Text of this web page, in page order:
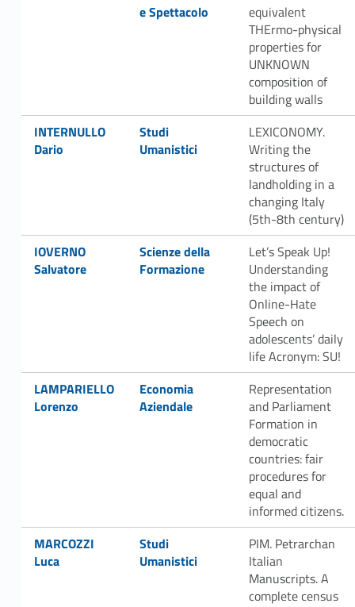
e Spettacolo
equivalent
THErmo-physical
properties for
UNKNOWN
composition of
building walls
Link identifier #identifier__64690-55
INTERNULLO
Dario
Link identifier #identifier__100891-56
Studi
Umanistici
LEXICONOMY.
Writing the
structures of
landholding in a
changing Italy
(5th-8th century)
Link identifier #identifier__173581-57
IOVERNO
Salvatore
Link identifier #identifier__136284-58
Scienze della
Formazione
Let’s Speak Up!
Understanding
the impact of
Online-Hate
Speech on
adolescents’ daily
life Acronym: SU!
Link identifier #identifier__145381-59
LAMPARIELLO
Lorenzo
Link identifier #identifier__131270-60
Economia
Aziendale
Representation
and Parliament
Formation in
democratic
countries: fair
procedures for
equal and
informed citizens.
Link identifier #identifier__100389-61
MARCOZZI
Luca
Link identifier #identifier__39644-62
Studi
Umanistici
PIM. Petrarchan
Italian
Manuscripts. A
complete census